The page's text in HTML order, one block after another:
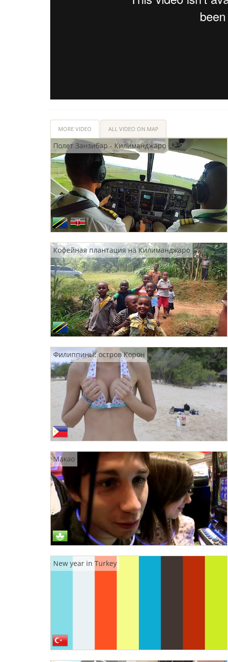
MORE VIDEO ALL VIDEO ON MAP
Полет Занзибар - Килиманджаро
Кофейная плантация на Килиманджаро
Филиппины: остров Корон
Макао
New year in Turkey